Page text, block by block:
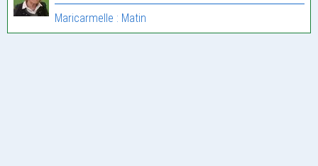
Maricarmelle : Matin